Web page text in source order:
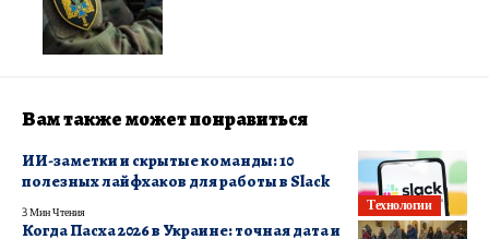
Вам также может понравиться
Технологии
ИИ-заметки и скрытые команды: 10
полезных лайфхаков для работы в Slack
3 Мин Чтения
Когда Пасха 2026 в Украине: точная дата и